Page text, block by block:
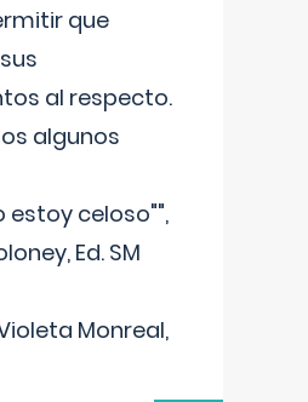
que
al respecto.
algunos
estoy celoso"",
Ed. SM
Monreal,